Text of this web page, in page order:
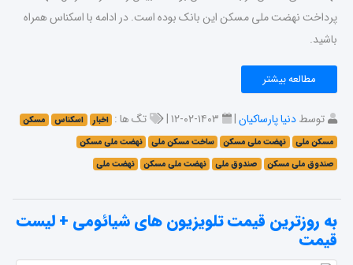
پرداخت نهضت ملی مسکن این بانک بوده است. در ادامه با اسکناس همراه
باشید.
مطالعه بیشتر
توسطدنیا پارساکیان| ۱۴۰۳-۰۲-۱۲ | تگ ها : اخبار اسکناس
مسکن
مسکن ملی
نهضت ملی مسکن ساخت مسکن ملی
نهضت ملی مسکن
صندوق ملی مسکن
صندوق ملی نهضت ملی مسکن نهضت ملی
به روزترین قیمت تلویزیون های شیائومی + لیست
قیمت